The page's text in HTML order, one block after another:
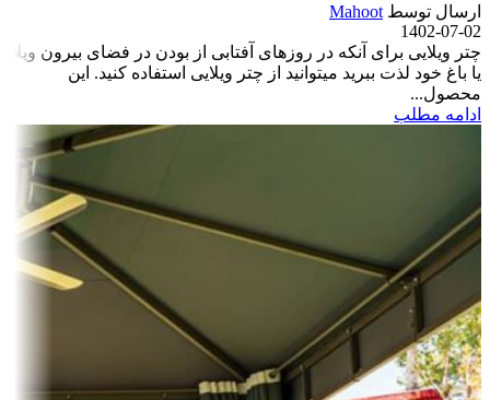
ارسال توسط Mahoot
1402-07-02
چتر ویلایی برای آن­که در روزهای آفتابی از بودن در فضای بیرون ویلا
یا باغ خود لذت ببرید می­توانید از چتر ویلایی استفاده کنید. این
محصول...
ادامه مطلب